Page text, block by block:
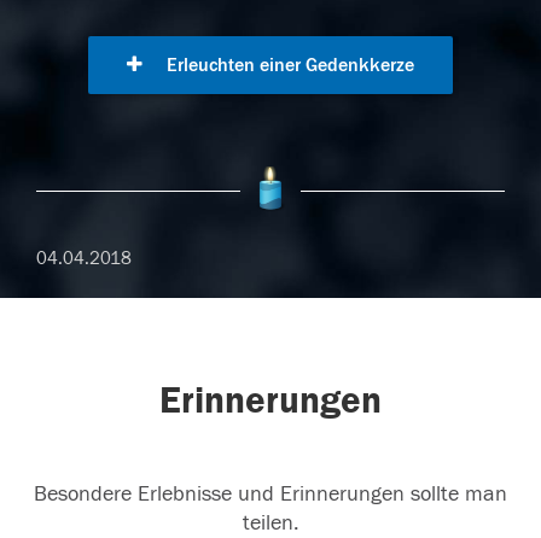
Erleuchten einer Gedenkkerze
04.04.2018
Erinnerungen
Besondere Erlebnisse und Erinnerungen sollte man
teilen.